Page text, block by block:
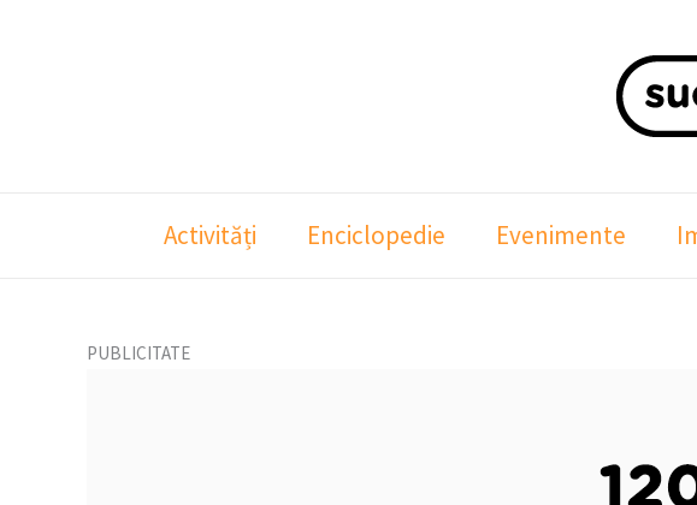
Activități Enciclopedie Evenimente
PUBLICITATE